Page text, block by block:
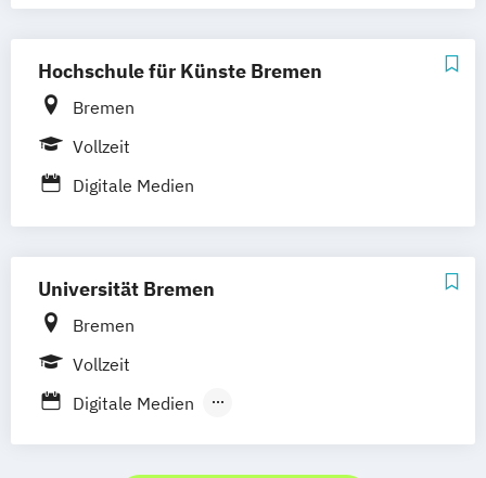
Hochschule für Künste Bremen
Bremen
Vollzeit
Digitale Medien
Universität Bremen
Bremen
Vollzeit
Digitale Medien